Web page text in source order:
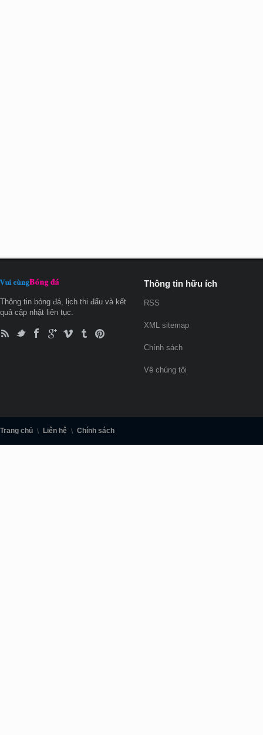
Thông tin bóng đá, lịch thi đấu và kết
quả cập nhật liên tục.
Thông tin hữu ích
RSS
XML sitemap
Chính sách
Vê chúng tôi
Trang chủ Liên hệ Chính sách